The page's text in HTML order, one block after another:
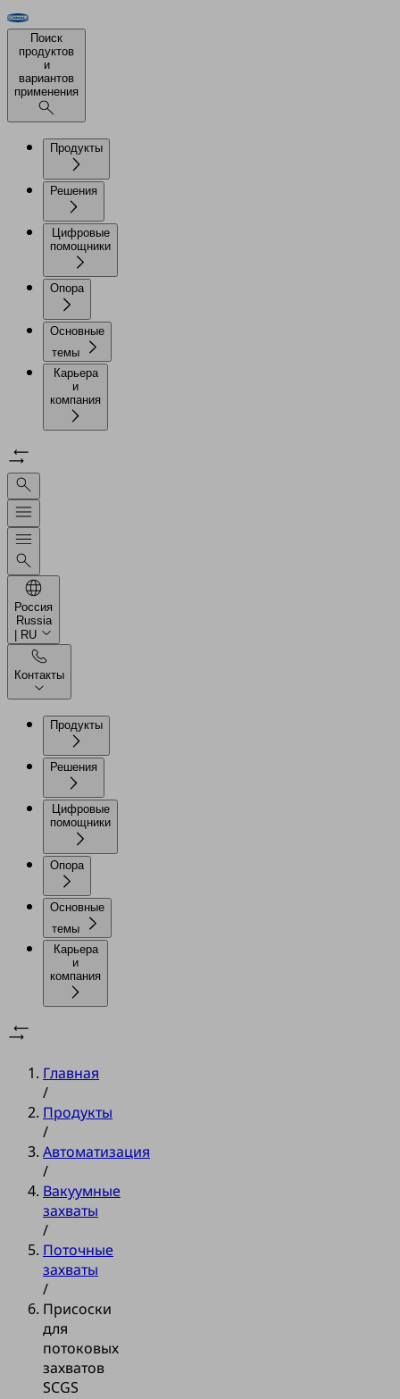
Поиск
продуктов
и
вариантов
применения
Продукты
Решения
Цифровые
помощники
Опора
Основные
темы
Карьера
и
компания
Россия
Russia
| RU
Контакты
Продукты
Решения
Цифровые
помощники
Опора
Основные
темы
Карьера
и
компания
Главная
/
Продукты
/
Автоматизация
/
Вакуумные
захваты
/
Поточные
захваты
/
Присоски
для
потоковых
захватов
SCGS